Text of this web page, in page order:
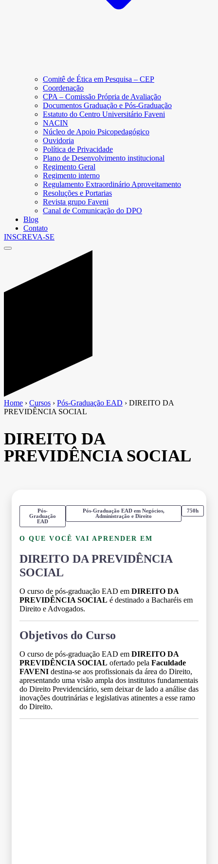
Comitê de Ética em Pesquisa – CEP
Coordenação
CPA – Comissão Própria de Avaliação
Documentos Graduação e Pós-Graduação
Estatuto do Centro Universitário Faveni
NACIN
Núcleo de Apoio Psicopedagógico
Ouvidoria
Política de Privacidade
Plano de Desenvolvimento institucional
Regimento Geral
Regimento interno
Regulamento Extraordinário Aproveitamento
Resoluções e Portarias
Revista grupo Faveni
Canal de Comunicação do DPO
Blog
Contato
INSCREVA-SE
Home › Cursos › Pós-Graduação EAD › DIREITO DA
PREVIDÊNCIA SOCIAL
DIREITO DA
PREVIDÊNCIA SOCIAL
Pós-
Graduação
EAD
Pós-Graduação EAD em Negócios,
Administração e Direito
750h
O QUE VOCÊ VAI APRENDER EM
DIREITO DA PREVIDÊNCIA
SOCIAL
O curso de pós-graduação EAD em DIREITO DA
PREVIDÊNCIA SOCIAL é destinado a Bacharéis em
Direito e Advogados.
Objetivos do Curso
O curso de pós-graduação EAD em DIREITO DA
PREVIDÊNCIA SOCIAL ofertado pela Faculdade
FAVENI destina-se aos profissionais da área do Direito,
apresentando uma visão ampla dos institutos fundamentais
do Direito Previdenciário, sem deixar de lado a análise das
inovações doutrinárias e legislativas atinentes a esse ramo
do Direito.